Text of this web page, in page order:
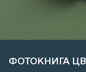
ФОТОКНИГА